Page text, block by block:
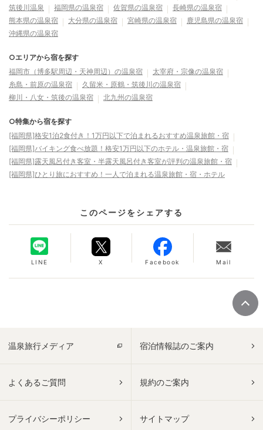
筑後川温泉
福岡県の温泉宿 佐賀県の温泉宿
長崎県の温泉宿
熊本県の温泉宿
大分県の温泉宿 宮崎県の温泉宿
鹿児島県の温泉宿
沖縄県の温泉宿
○エリアから宿を探す
福岡市（博多駅周辺・天神周辺）の温泉宿
太宰府・宗像の温泉宿
糸島・前原の温泉宿
久留米・原鶴・筑後川の温泉宿
柳川・八女・筑後の温泉宿
北九州の温泉宿
○特集から宿を探す
[福岡県]格安1泊2食付き！1万円以下で泊まれるおすすめ温泉旅館・宿
[福岡県]バイキング食べ放題！格安1万円以下のホテル・温泉旅館・宿
[福岡県]露天風呂付き客室・半露天風呂付き客室が評判の温泉旅館・宿
[福岡県]ひとり旅におすすめ！一人で泊まれる温泉旅館・宿・ホテル
このページをシェアする
LINE X Facebook Mail
温泉旅行メディア 宿泊情報誌のご案内
よくあるご質問 規約のご案内
プライバシーポリシー サイトマップ